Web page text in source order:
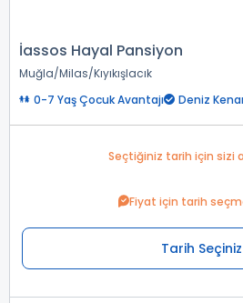
İassos Hayal Pansiyon
Muğla Milas Kıyıkışlacık
0-7 Yaş Çocuk Avantajı
Deniz
Seçtiğiniz tarih için sizi
Fiyat için tarih
Tarih Seçiniz